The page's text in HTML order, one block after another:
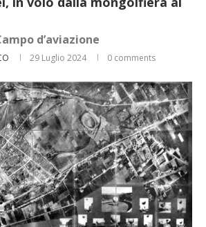
d’aviazione
29 Luglio 2024 0 comments